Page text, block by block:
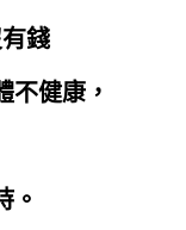
錢
不健康，
。